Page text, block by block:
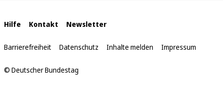
Interne
Links
Hilfe Kontakt Newsletter
Barrierefreiheit Datenschutz Inhalte melden Impressum
© Deutscher Bundestag